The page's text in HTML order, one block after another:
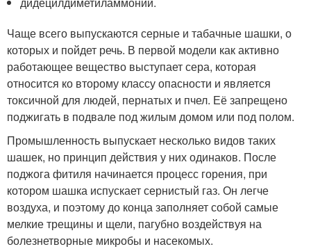
Чаще всего выпускаются серные и табачные шашки, о
которых и пойдет речь. В первой модели как активно
работающее вещество выступает сера, которая
относится ко второму классу опасности и является
токсичной для людей, пернатых и пчел. Её запрещено
поджигать в подвале под жилым домом или под полом.
Промышленность выпускает несколько видов таких
шашек, но принцип действия у них одинаков. После
поджога фитиля начинается процесс горения, при
котором шашка испускает сернистый газ. Он легче
воздуха, и поэтому до конца заполняет собой самые
мелкие трещины и щели, пагубно воздействуя на
болезнетворные микробы и насекомых.